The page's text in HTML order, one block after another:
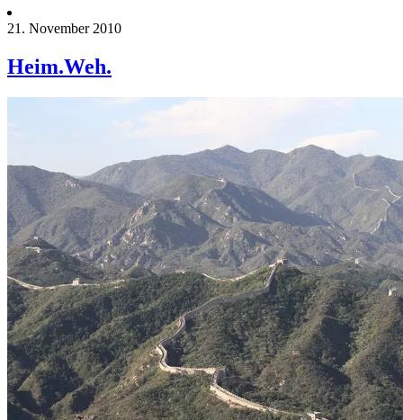
21. November 2010
Heim.Weh.